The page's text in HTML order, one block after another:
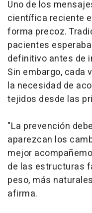
Uno de los
científica reciente
forma precoz.
pacientes
definitivo antes de
Sin embargo, cada
la necesidad de
tejidos desde las
"La prevención
aparezcan los
mejor
de las estructuras
peso, más
afirma.